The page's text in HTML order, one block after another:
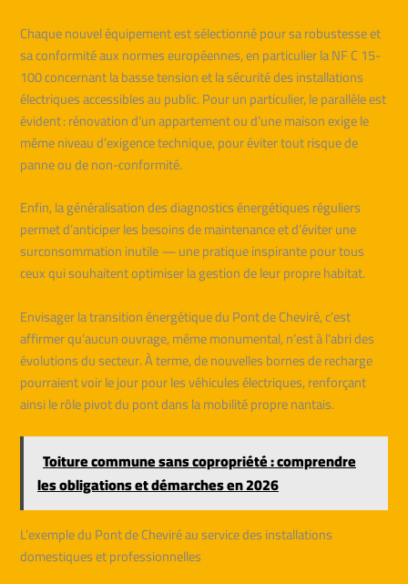
Chaque nouvel équipement est sélectionné pour sa robustesse et
sa conformité aux normes européennes, en particulier la NF C 15-
100 concernant la basse tension et la sécurité des installations
électriques accessibles au public. Pour un particulier, le parallèle est
évident : rénovation d’un appartement ou d’une maison exige le
même niveau d’exigence technique, pour éviter tout risque de
panne ou de non-conformité.
Enfin, la généralisation des diagnostics énergétiques réguliers
permet d’anticiper les besoins de maintenance et d’éviter une
surconsommation inutile — une pratique inspirante pour tous
ceux qui souhaitent optimiser la gestion de leur propre habitat.
Envisager la transition énergétique du Pont de Cheviré, c’est
affirmer qu’aucun ouvrage, même monumental, n’est à l’abri des
évolutions du secteur. À terme, de nouvelles bornes de recharge
pourraient voir le jour pour les véhicules électriques, renforçant
ainsi le rôle pivot du pont dans la mobilité propre nantais.
Toiture commune sans copropriété : comprendre
les obligations et démarches en 2026
L’exemple du Pont de Cheviré au service des installations
domestiques et professionnelles